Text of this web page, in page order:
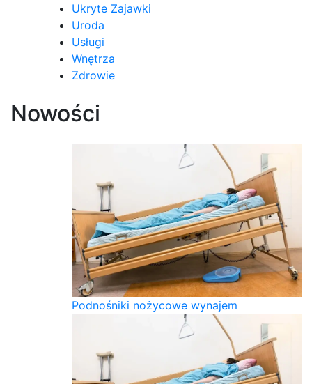
Ukryte Zajawki
Uroda
Usługi
Wnętrza
Zdrowie
Nowości
Podnośniki nożycowe wynajem